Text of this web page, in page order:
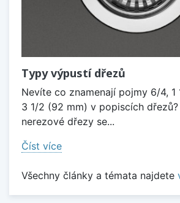
Typy výpustí dřezů
Nevíte co znamenají pojmy 6/4, 1
3 1/2 (92 mm) v popiscích
nerezové dřezy se...
Číst více
Všechny články a témata najdete